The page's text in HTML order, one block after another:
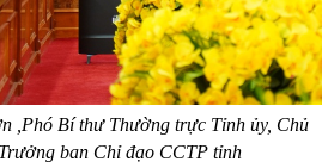
,Phó Bí thư Thường trực Tỉnh ủy, Chủ
Trưởng ban Chỉ đạo CCTP tỉnh